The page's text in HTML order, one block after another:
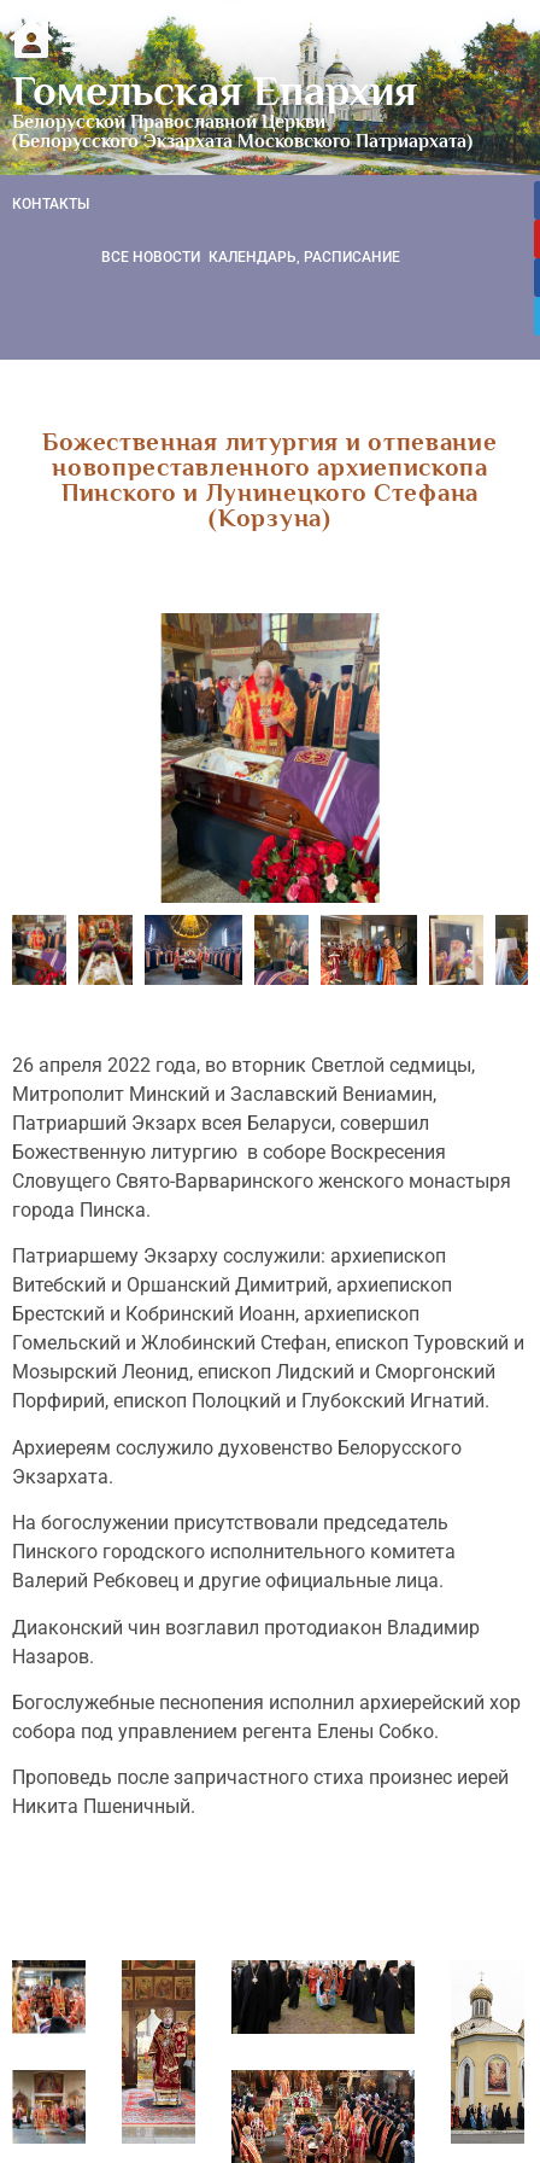
Гомельская Епархия
Белорусской Православной Церкви
(Белорусского Экзархата Московского Патриархата)
КОНТАКТЫ
ВСЕ НОВОСТИ КАЛЕНДАРЬ, РАСПИСАНИЕ
Божественная литургия и отпевание
новопреставленного архиепископа
Пинского и Лунинецкого Стефана
(Корзуна)
26 апреля 2022 года, во вторник Светлой седмицы,
Митрополит Минский и Заславский Вениамин,
Патриарший Экзарх всея Беларуси, совершил
Божественную литургию в соборе Воскресения
Словущего Свято-Варваринского женского монастыря
города Пинска.
Патриаршему Экзарху сослужили: архиепископ
Витебский и Оршанский Димитрий, архиепископ
Брестский и Кобринский Иоанн, архиепископ
Гомельский и Жлобинский Стефан, епископ Туровский и
Мозырский Леонид, епископ Лидский и Сморгонский
Порфирий, епископ Полоцкий и Глубокский Игнатий.
Архиереям сослужило духовенство Белорусского
Экзархата.
На богослужении присутствовали председатель
Пинского городского исполнительного комитета
Валерий Ребковец и другие официальные лица.
Диаконский чин возглавил протодиакон Владимир
Назаров.
Богослужебные песнопения исполнил архиерейский хор
собора под управлением регента Елены Собко.
Проповедь после запричастного стиха произнес иерей
Никита Пшеничный.